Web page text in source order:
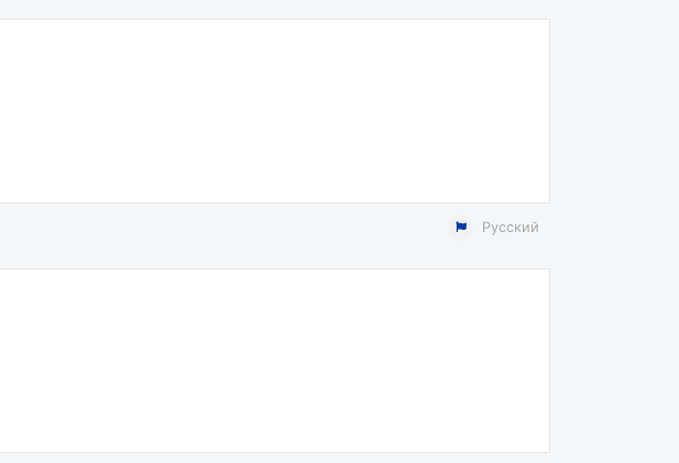
Русский